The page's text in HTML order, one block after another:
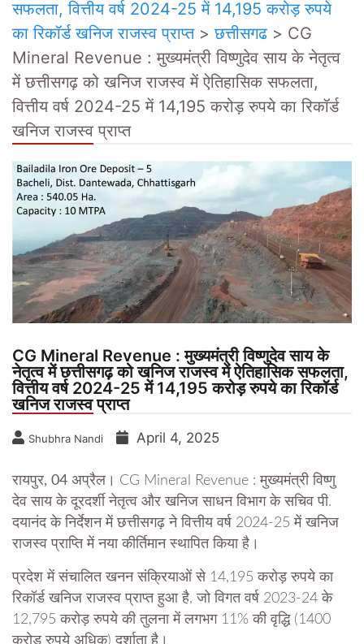
सफलता, वित्तीय वर्ष 2024-25 में 14,195 करोड़ रुपये
का रिकॉर्ड खनिज राजस्व प्राप्त>छत्तीसगढ > CG
Mineral Revenue : मुख्यमंत्री विष्णुदेव साय के नेतृत्व
में छत्तीसगढ़ को खनिज राजस्व में ऐतिहासिक सफलता,
वित्तीय वर्ष 2024-25 में 14,195 करोड़ रुपये का रिकॉर्ड
खनिज राजस्व प्राप्त
CG Mineral Revenue : मुख्यमंत्री विष्णुदेव साय के
नेतृत्व में छत्तीसगढ़ को खनिज राजस्व में ऐतिहासिक सफलता,
वित्तीय वर्ष 2024-25 में 14,195 करोड़ रुपये का रिकॉर्ड
खनिज राजस्व प्राप्त
Shubhra Nandi April 4, 2025
रायपुर, 04 अप्रैल। CG Mineral Revenue : मुख्यमंत्री विष्णु
देव साय के दूरदर्शी नेतृत्व और खनिज साधन विभाग के सचिव पी.
दयानंद के निर्देशन में छत्तीसगढ़ ने वित्तीय वर्ष 2024-25 में खनिज
राजस्व प्राप्ति में नया कीर्तिमान स्थापित किया है।
प्रदेश में संचालित खनन संक्रियाओं से 14,195 करोड़ रुपये का
रिकॉर्ड खनिज राजस्व प्राप्त हुआ है, जो विगत वर्ष 2023-24 के
12,795 करोड़ रुपये की तुलना में लगभग 11% की वृद्धि (1400
करोड़ रुपये अधिक) दर्शाता है।